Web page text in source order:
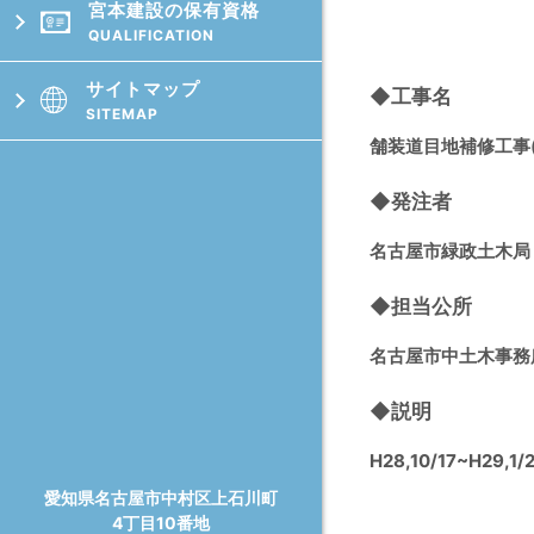
宮本建設の保有資格
QUALIFICATION
 サイトマップ
SITEMAP
愛知県名古屋市中村区上⽯川町
4丁⽬10番地
◆⼯事名
舗装道目地補修工
◆発注者
名古屋市緑政土木局
◆担当公所
名古屋市中土木事
◆説明
H28,10/17~H29,1/